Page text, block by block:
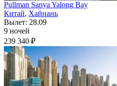
Pullman Sanya Yalong Bay
Китай, Хайнань
Вылет: 28.09
9 ночей
239 340 ₽